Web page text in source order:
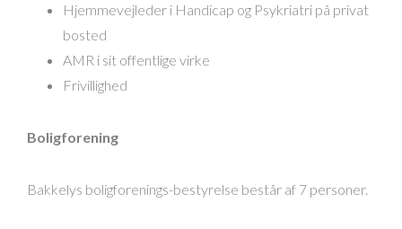
Hjemmevejleder i Handicap og Psykriatri på privat
bosted
AMR i sit offentlige virke
Frivillighed
Boligforening
Bakkelys boligforenings-bestyrelse består af 7 personer.